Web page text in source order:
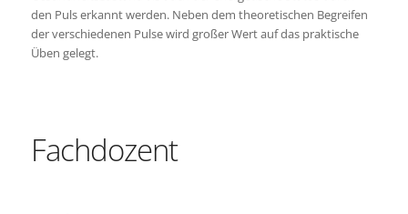
den Puls erkannt werden. Neben dem theoretischen Begreifen
der verschiedenen Pulse wird großer Wert auf das praktische
Üben gelegt.
Fachdozent